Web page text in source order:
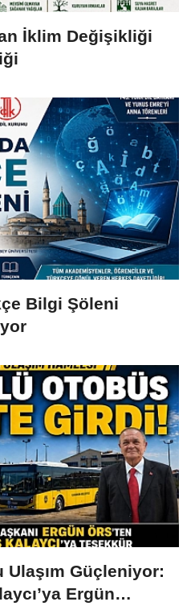
İklim Değişikliği
Bilgi Şöleni
Ulaşım Güçleniyor:
Ergün